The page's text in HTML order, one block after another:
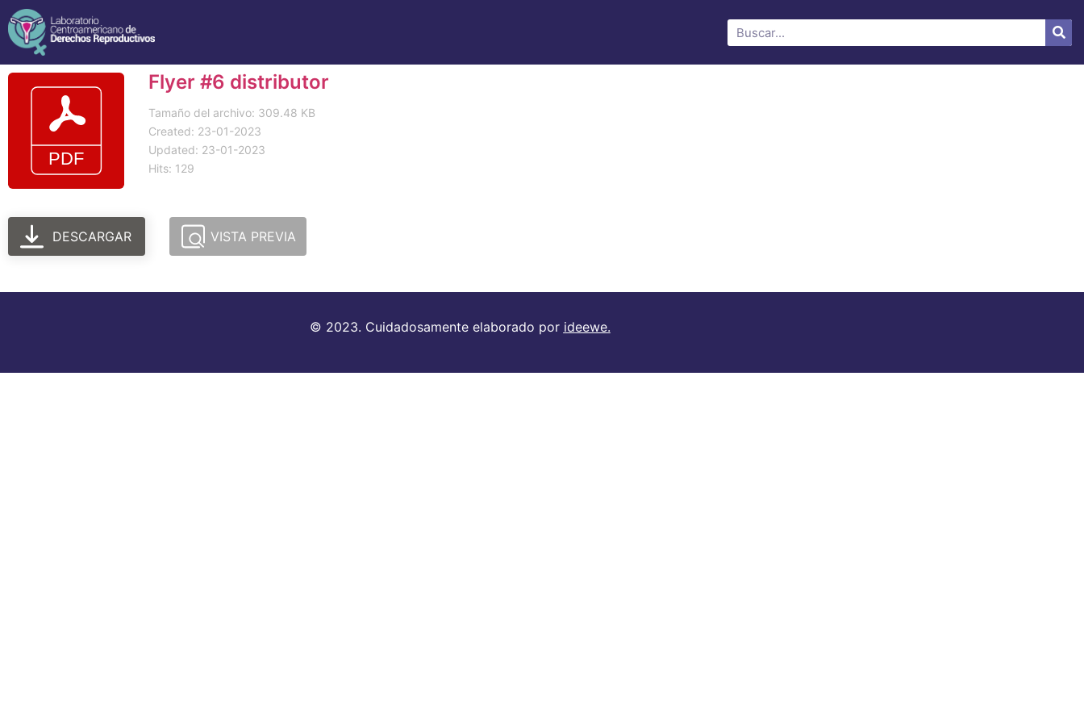
Flyer #6 distributor
Tamaño del archivo: 309.48 KB
Created: 23-01-2023
Updated: 23-01-2023
Hits: 129
DESCARGAR VISTA PREVIA
© 2023. Cuidadosamente elaborado por ideewe.